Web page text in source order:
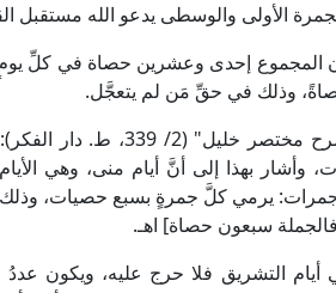
الأولى والوسطى يدعو الله مستقبل
إحدى وعشرين حصاة في كلِّ يومٍ
وذلك في حقِّ مَن لم يتعجَّل.
قال العلامة الخرشي المالكي
بهذا إلى أنَّ أيام منى، وهي الأيام
جمرات: يرمي كلَّ جمرةٍ بسبع حصيات،
سبعون حصاة] اهـ.
التشريق فلا حرج عليه، ويكون